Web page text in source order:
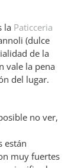
la Paticceria
(dulce
de la
vale la pena
del lugar.
no ver,
están
muy fuertes